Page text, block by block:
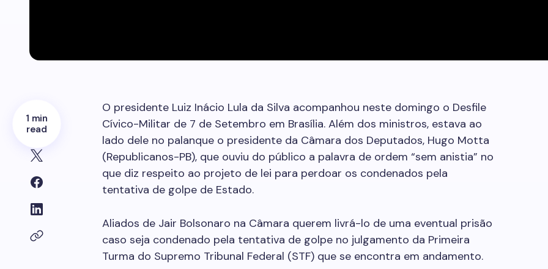
1 min
read
O presidente Luiz Inácio Lula da Silva acompanhou neste domingo o Desfile
Cívico-Militar de 7 de Setembro em Brasília. Além dos ministros, estava ao
lado dele no palanque o presidente da Câmara dos Deputados, Hugo Motta
(Republicanos-PB), que ouviu do público a palavra de ordem “sem anistia” no
que diz respeito ao projeto de lei para perdoar os condenados pela
tentativa de golpe de Estado.
Aliados de Jair Bolsonaro na Câmara querem livrá-lo de uma eventual prisão
caso seja condenado pela tentativa de golpe no julgamento da Primeira
Turma do Supremo Tribunal Federal (STF) que se encontra em andamento.